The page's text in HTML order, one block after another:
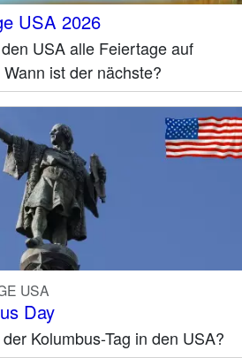
USA 2026
USA alle Feiertage auf
ist der nächste?
USA
Day
Kolumbus-Tag in den USA?